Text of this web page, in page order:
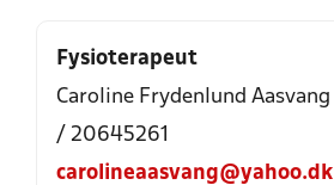
Fysioterapeut
Caroline Frydenlund Aasvang
/ 20645261
carolineaasvang@yahoo.dk